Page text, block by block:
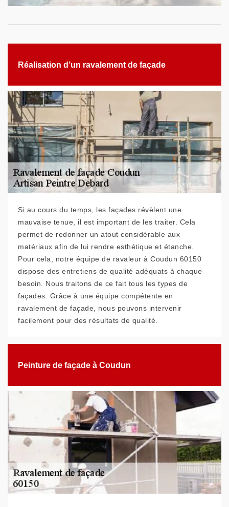
Réalisation d’un ravalement de façade
Si au cours du temps, les façades révèlent une
mauvaise tenue, il est important de les traiter. Cela
permet de redonner un atout considérable aux
matériaux afin de lui rendre esthétique et étanche.
Pour cela, notre équipe de ravaleur à Coudun 60150
dispose des entretiens de qualité adéquats à chaque
besoin. Nous traitons de ce fait tous les types de
façades. Grâce à une équipe compétente en
ravalement de façade, nous pouvons intervenir
facilement pour des résultats de qualité.
Peinture de façade à Coudun